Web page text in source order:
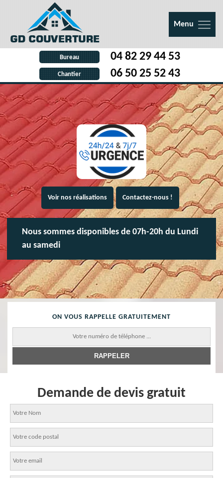
Menu
Bureau 04 82 29 44 53
Chantier 06 50 25 52 43
Voir nos réalisations Contactez-nous !
Nous sommes disponibles de 07h-20h du Lundi
au samedi
ON VOUS RAPPELLE GRATUITEMENT
Demande de devis gratuit